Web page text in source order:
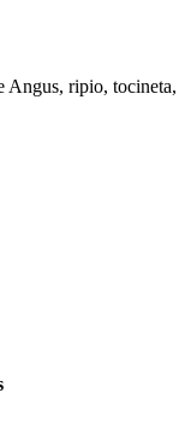
Angus, ripio, tocineta,